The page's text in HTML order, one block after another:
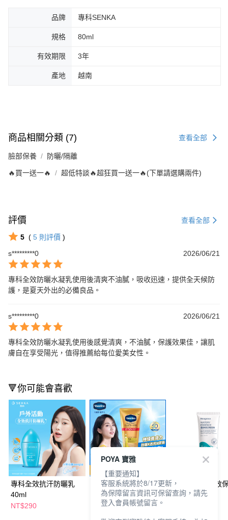
品牌 專科SENKA
規格 80ml
有效期限 3年
產地 越南
商品相關分類 (7) 查看全部
臉部保養 防曬/隔離
🔥買一送一🔥 超低特談🔥超狂買一送一🔥(下單請選購兩件)
評價 查看全部
5 ( 5 則評價 )
s*********0
2026/06/21
專科全效防曬水凝乳使用後清爽不油膩，吸收迅速，提供全天候防
護，是夏天外出的必備良品。
s*********0 2026/06/21
專科全效防曬水凝乳使用後感覺清爽，不油膩，保護效果佳，讓肌
膚自在享受陽光，值得推薦給每位愛美女性。
🔻你可能會喜歡
專科全效抗汗防曬乳
40ml
NT$290
凡士林全能防曬爆水凝
乳150ml
NT$279
霓淨思水感全效
曬乳50ml
POYA 寶雅
【重要通知】
客服系統將於8/17更新，
為保障留言資訊可保留查詢，請先
登入會員帳號留言。